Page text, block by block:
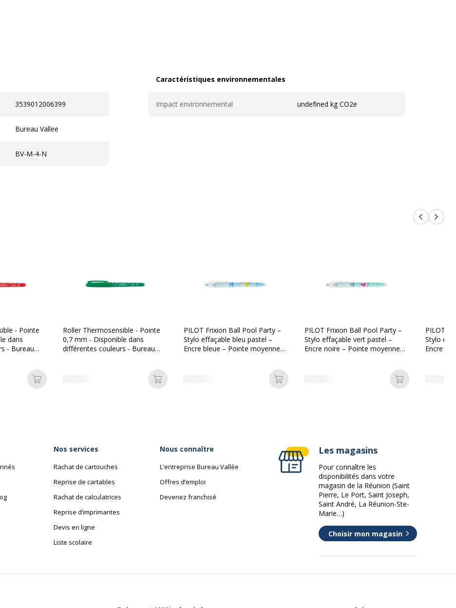
3539012006399
Bureau Vallee
BV-M-4-N
Caractéristiques environnementales
Impact environnemental undefined kg CO2e
Produits
- Pointe
dans
- Bureau
Ajouter au panier
Roller Thermosensible - Pointe
0,7 mm - Disponible dans
différentes couleurs - Bureau
Ajouter au panier
PILOT Frixion Ball Pool Party –
Stylo effaçable bleu pastel –
Encre bleue – Pointe moyenne
Ajouter au panier
PILOT Frixion Ball Pool Party –
Stylo effaçable vert pastel –
Encre noire – Pointe moyenne
Ajouter au
PILOT
Stylo
Encre
Nos services
Rachat de cartouches
Reprise de cartables
Rachat de calculatrices
Reprise d’imprimantes
Devis en ligne
Liste scolaire
Nous connaître
L'entreprise Bureau Vallée
Offres d’emploi
Devenez franchisé
Les magasins
Pour connaître les
disponibilités dans votre
magasin de la Réunion (Saint
Pierre, Le Port, Saint Joseph,
Saint André, La Réunion-Ste-
Marie…)
Choisir mon magasin